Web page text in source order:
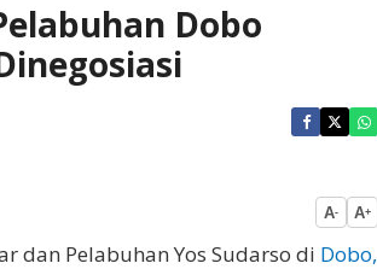
Dobo
A- A+
dan Pelabuhan Yos Sudarso di Dobo,